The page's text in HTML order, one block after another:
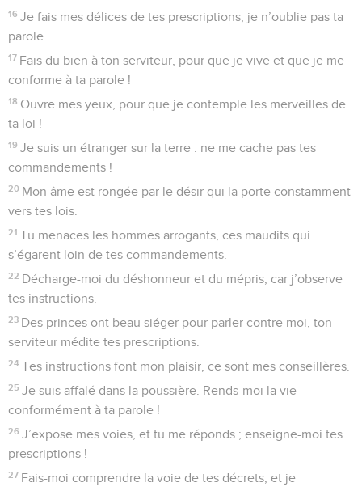
16 Je fais mes délices de tes prescriptions, je n’oublie pas ta
parole.
17 Fais du bien à ton serviteur, pour que je vive et que je me
conforme à ta parole !
18 Ouvre mes yeux, pour que je contemple les merveilles de
ta loi !
19 Je suis un étranger sur la terre : ne me cache pas tes
commandements !
20 Mon âme est rongée par le désir qui la porte constamment
vers tes lois.
21 Tu menaces les hommes arrogants, ces maudits qui
s’égarent loin de tes commandements.
22 Décharge-moi du déshonneur et du mépris, car j’observe
tes instructions.
23 Des princes ont beau siéger pour parler contre moi, ton
serviteur médite tes prescriptions.
24 Tes instructions font mon plaisir, ce sont mes conseillères.
25 Je suis affalé dans la poussière. Rends-moi la vie
conformément à ta parole !
26 J’expose mes voies, et tu me réponds ; enseigne-moi tes
prescriptions !
27 Fais-moi comprendre la voie de tes décrets, et je